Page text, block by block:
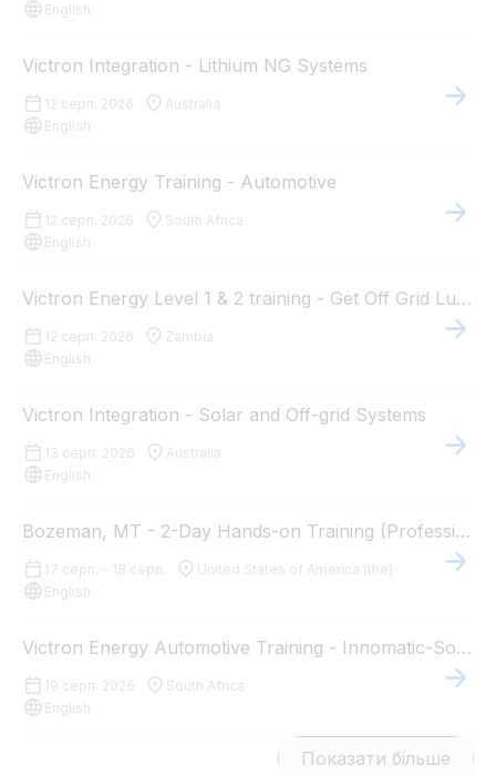
English
Victron Integration - Lithium NG Systems
12 серп. 2026
Australia
English
Victron Energy Training - Automotive
12 серп. 2026
South Africa
English
Victron Energy Level 1 & 2 training - Get Off Grid Lusaka, Zambia
12 серп. 2026
Zambia
English
Victron Integration - Solar and Off-grid Systems
13 серп. 2026
Australia
English
Bozeman, MT - 2-Day Hands-on Training (Professional Installers)
17 серп. - 18 серп.
United States of America (the)
English
Victron Energy Automotive Training - Innomatic-Solar
19 серп. 2026
South Africa
English
Показати більше